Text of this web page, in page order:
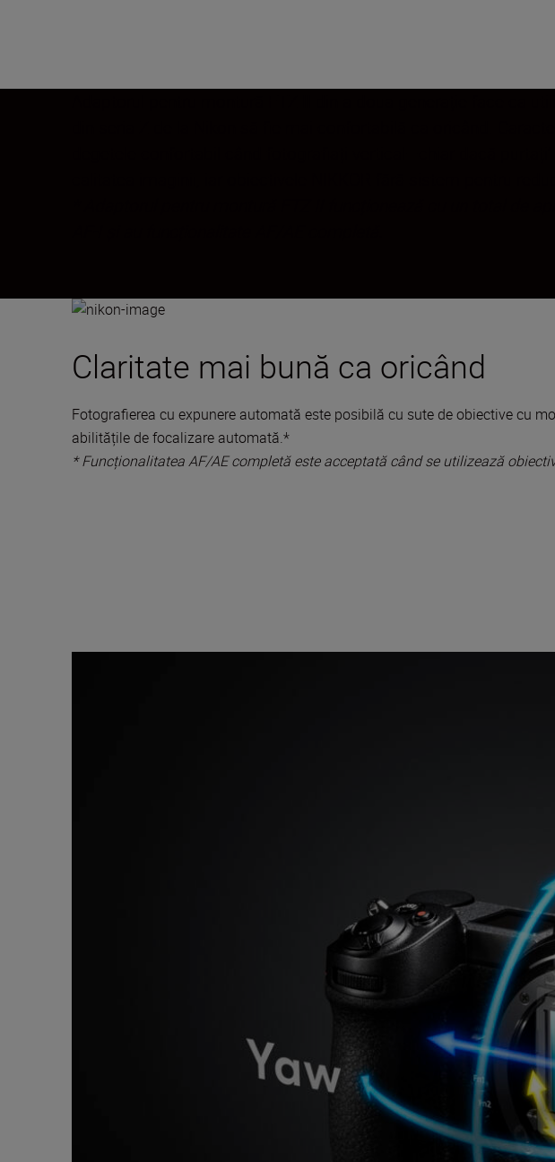
Claritate mai bună ca oricând
Fotografierea cu expunere automată este posibilă cu sute de obiective cu
abilitățile de focalizare automată.*
* Funcționalitatea AF/AE completă este acceptată când se utilizează